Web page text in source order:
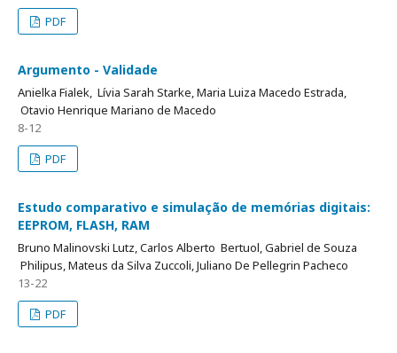
PDF
Argumento - Validade
Anielka Fialek, Lívia Sarah Starke, Maria Luiza Macedo Estrada,
Otavio Henrique Mariano de Macedo
8-12
PDF
Estudo comparativo e simulação de memórias digitais:
EEPROM, FLASH, RAM
Bruno Malinovski Lutz, Carlos Alberto Bertuol, Gabriel de Souza
Philipus, Mateus da Silva Zuccoli, Juliano De Pellegrin Pacheco
13-22
PDF